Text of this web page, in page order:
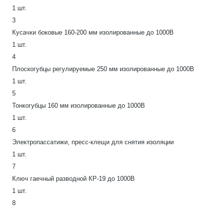
1 шт.
3
Кусачки боковые 160-200 мм изолированные до 1000В
1 шт.
4
Плоскогубцы регулируемые 250 мм изолированные до 1000В
1 шт.
5
Тонкогубцы 160 мм изолированные до 1000В
1 шт.
6
Электропассатижи, пресс-клещи для снятия изоляции
1 шт.
7
Ключ гаечный разводной КР-19 до 1000В
1 шт.
8